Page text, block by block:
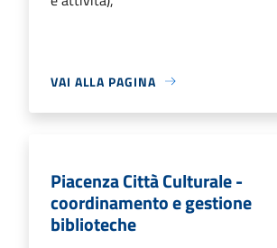
VAI ALLA PAGINA
Piacenza Città Culturale -
coordinamento e gestione
biblioteche